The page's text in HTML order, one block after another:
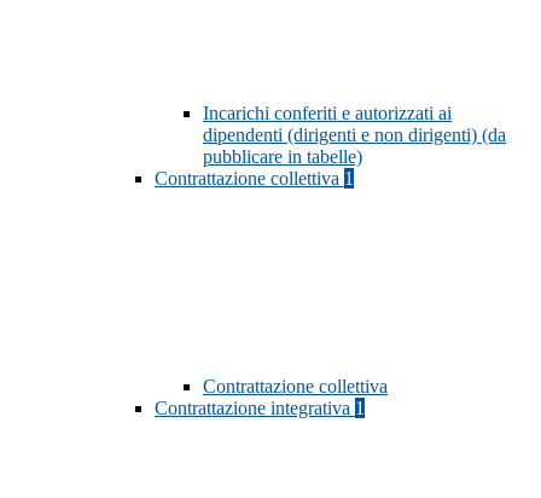
Incarichi conferiti e autorizzati ai
dipendenti (dirigenti e non dirigenti) (da
pubblicare in tabelle)
Contrattazione collettiva 1
Contrattazione collettiva
Contrattazione integrativa 1